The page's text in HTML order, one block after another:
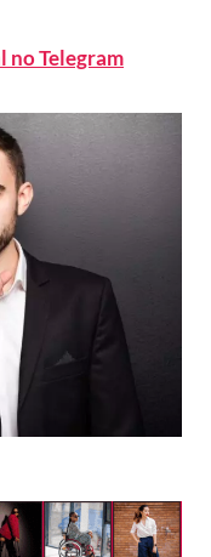
no Telegram